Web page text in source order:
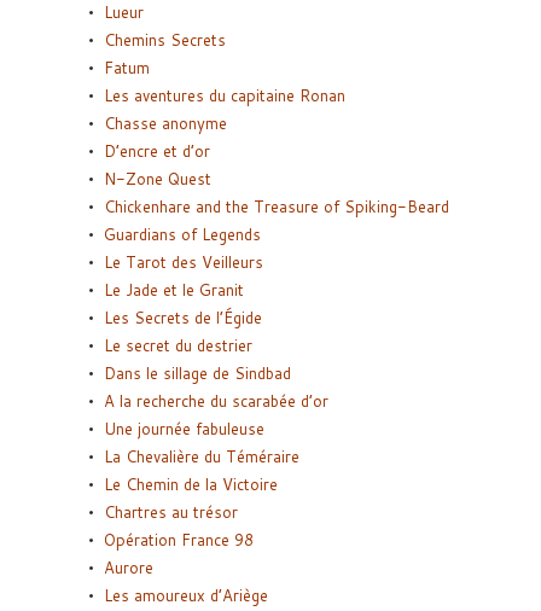
Lueur
Chemins Secrets
Fatum
Les aventures du capitaine Ronan
Chasse anonyme
D’encre et d’or
N-Zone Quest
Chickenhare and the Treasure of Spiking-Beard
Guardians of Legends
Le Tarot des Veilleurs
Le Jade et le Granit
Les Secrets de l’Égide
Le secret du destrier
Dans le sillage de Sindbad
A la recherche du scarabée d’or
Une journée fabuleuse
La Chevalière du Téméraire
Le Chemin de la Victoire
Chartres au trésor
Opération France 98
Aurore
Les amoureux d’Ariège